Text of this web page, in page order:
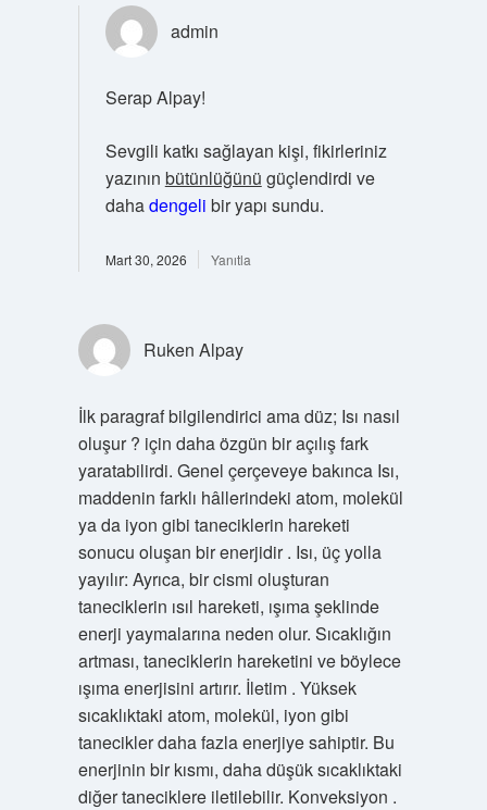
admin
Serap Alpay!
Sevgili katkı sağlayan kişi, fikirleriniz
yazının bütünlüğünü güçlendirdi ve
dahadengeli bir yapı sundu.
Mart 30, 2026 Yanıtla
Ruken Alpay
İlk paragraf bilgilendirici ama düz; Isı nasıl
oluşur ? için daha özgün bir açılış fark
yaratabilirdi. Genel çerçeveye bakınca Isı,
maddenin farklı hâllerindeki atom, molekül
ya da iyon gibi taneciklerin hareketi
sonucu oluşan bir enerjidir . Isı, üç yolla
yayılır: Ayrıca, bir cismi oluşturan
taneciklerin ısıl hareketi, ışıma şeklinde
enerji yaymalarına neden olur. Sıcaklığın
artması, taneciklerin hareketini ve böylece
ışıma enerjisini artırır. İletim . Yüksek
sıcaklıktaki atom, molekül, iyon gibi
tanecikler daha fazla enerjiye sahiptir. Bu
enerjinin bir kısmı, daha düşük sıcaklıktaki
diğer taneciklere iletilebilir. Konveksiyon .